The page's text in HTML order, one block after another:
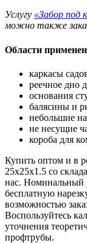
Услугу «Забор под
можно также
Области
каркасы
реечное дно
основания
балясины и
небольшие
не несущие
короба для
Купить оптом и в
25х25х1.5 со
нас. Номинальный
бесплатную
возможностью
Воспользуйтесь
уточнения
профтрубы.